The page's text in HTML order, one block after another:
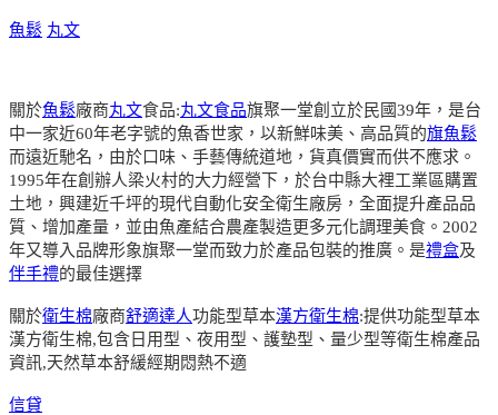
魚鬆 丸文
關於魚鬆廠商丸文食品:丸文食品旗聚一堂創立於民國39年，是台
中一家近60年老字號的魚香世家，以新鮮味美、高品質的旗魚鬆
而遠近馳名，由於口味、手藝傳統道地，貨真價實而供不應求。
1995年在創辦人梁火村的大力經營下，於台中縣大裡工業區購置
土地，興建近千坪的現代自動化安全衛生廠房，全面提升產品品
質、增加產量，並由魚產結合農產製造更多元化調理美食。2002
年又導入品牌形象旗聚一堂而致力於產品包裝的推廣。是禮盒及
伴手禮的最佳選擇
關於衛生棉廠商舒適達人功能型草本漢方衛生棉:提供功能型草本
漢方衛生棉,包含日用型、夜用型、護墊型、量少型等衛生棉產品
資訊,天然草本舒緩經期悶熱不適
信貸